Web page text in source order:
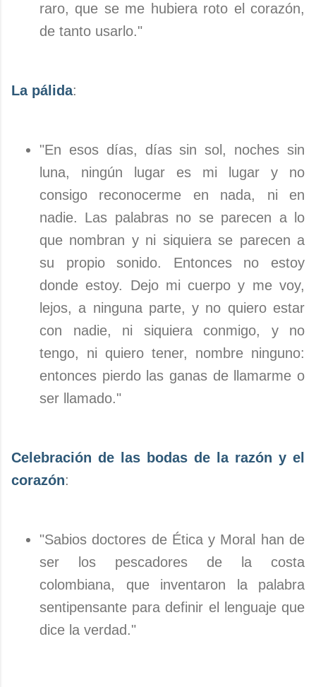
raro, que se me hubiera roto el corazón,
de tanto usarlo."
La pálida:
"En esos días, días sin sol, noches sin
luna, ningún lugar es mi lugar y no
consigo reconocerme en nada, ni en
nadie. Las palabras no se parecen a lo
que nombran y ni siquiera se parecen a
su propio sonido. Entonces no estoy
donde estoy. Dejo mi cuerpo y me voy,
lejos, a ninguna parte, y no quiero estar
con nadie, ni siquiera conmigo, y no
tengo, ni quiero tener, nombre ninguno:
entonces pierdo las ganas de llamarme o
ser llamado."
Celebración de las bodas de la razón y el
corazón:
"Sabios doctores de Ética y Moral han de
ser los pescadores de la costa
colombiana, que inventaron la palabra
sentipensante para definir el lenguaje que
dice la verdad."